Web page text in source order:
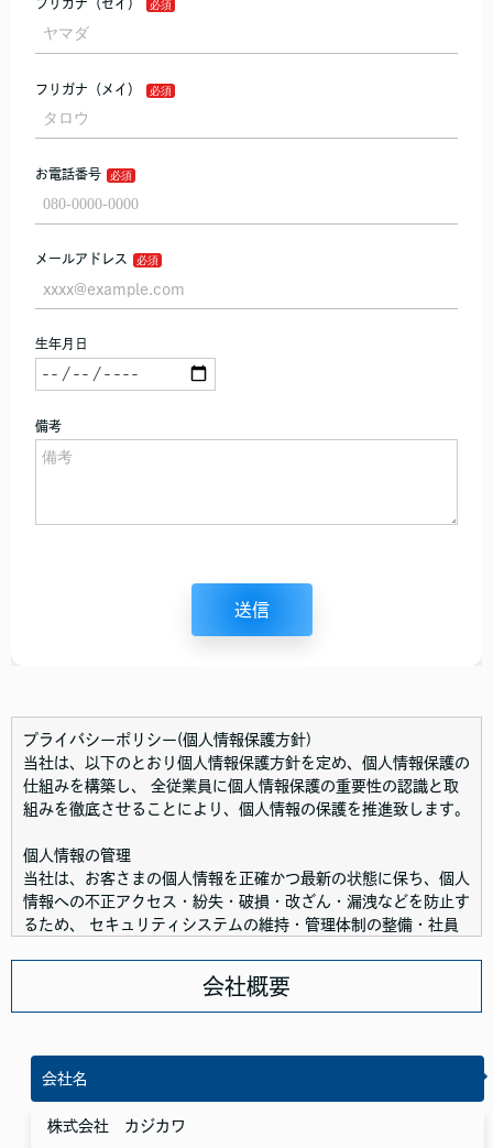
プライバシーポリシー(個人情報保護方針)
当社は、以下のとおり個人情報保護方針を定め、個人情報保護の
仕組みを構築し、 全従業員に個人情報保護の重要性の認識と取
組みを徹底させることにより、個人情報の保護を推進致します。
個人情報の管理
当社は、お客さまの個人情報を正確かつ最新の状態に保ち、個人
情報への不正アクセス・紛失・破損・改ざん・漏洩などを防止す
るため、 セキュリティシステムの維持・管理体制の整備・社員
個人情報の利用目的
のご案内やご質問に対する回答として、電子メールや資料のご送
付に利用いたします。
個人情報の第三者への開示・提供の禁止
会社概要
会社名
株式会社 カジカワ